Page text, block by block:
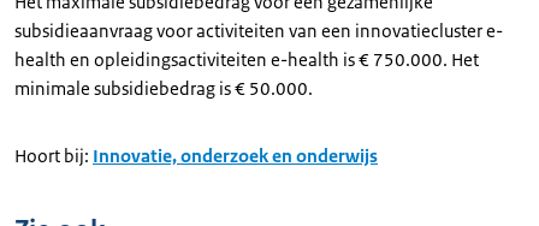
subsidieaanvraag voor activiteiten van een innovatiecluster e-
health en opleidingsactiviteiten e-health is € 750.000. Het
minimale subsidiebedrag is € 50.000.
Hoort bij: Innovatie, onderzoek en onderwijs